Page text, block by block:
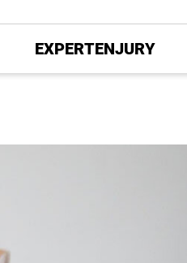
EXPERTENJURY